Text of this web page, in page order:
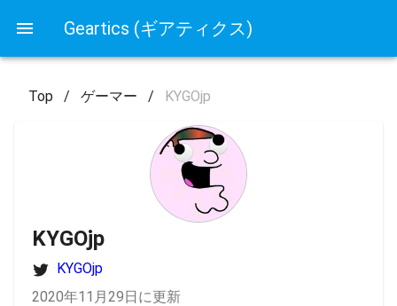
Geartics (ギアティクス)
Top / ゲーマー / KYGOjp
KYGOjp
KYGOjp
2020年11月29日に更新